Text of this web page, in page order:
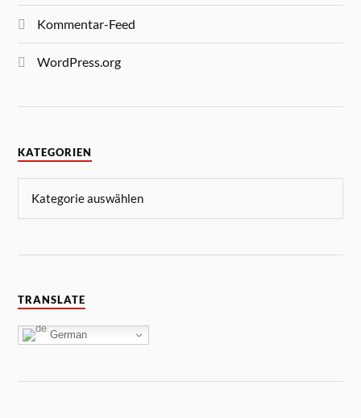
Kommentar-Feed
WordPress.org
KATEGORIEN
TRANSLATE
German